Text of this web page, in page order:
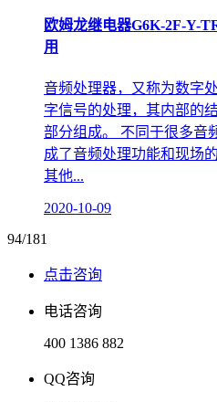
欧姆龙继电器G6K-2F-Y-
用
音频处理器，又称为数字
字信号的处理，其内部的
部分组成。 不同于很多音
成了音频处理功能和现场
其他...
2020-10-09
94/181
点击咨询
电话咨询
400 1386 882
QQ咨询